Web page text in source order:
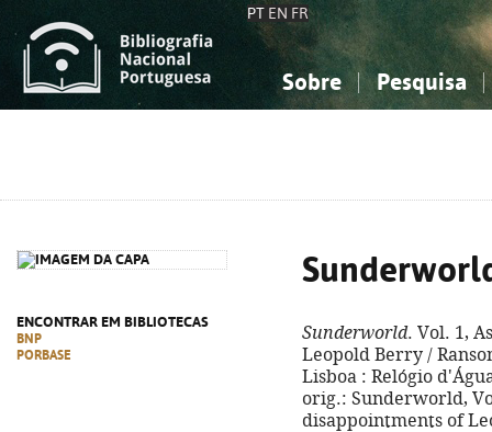
PT EN FR
Sobre Pesquisa
ENCONTRAR EM BIBLIOTECAS
BNP
PORBASE
Sunderworld. Vol. 1,
Leopold Berry /
Lisboa : Relógio
orig.: Sunderworld,
disappointments of